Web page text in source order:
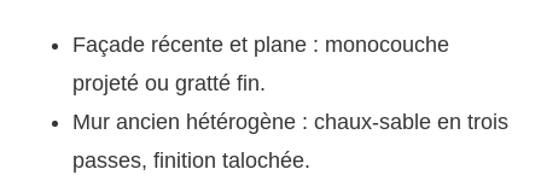
Façade récente et plane : monocouche
projeté ou gratté fin.
Mur ancien hétérogène : chaux-sable en trois
passes, finition talochée.